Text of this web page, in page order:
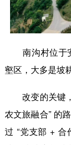
南沟村位于
壑区，大多是坡
改变的关键，
农文旅融合” 的
过 “党支部 + 合